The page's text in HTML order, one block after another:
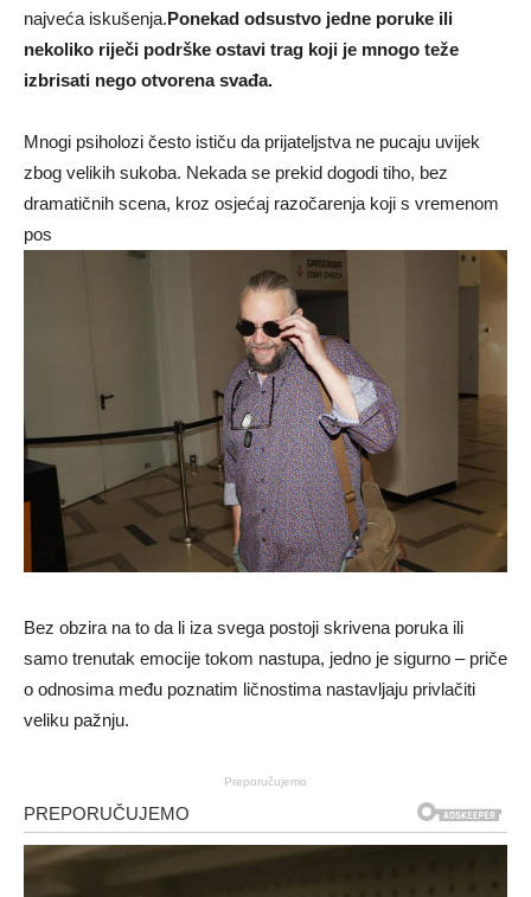
najveća iskušenja.Ponekad odsustvo jedne poruke ili
nekoliko riječi podrške ostavi trag koji je mnogo teže
izbrisati nego otvorena svađa.
Mnogi psiholozi često ističu da prijateljstva ne pucaju uvijek
zbog velikih sukoba. Nekada se prekid dogodi tiho, bez
dramatičnih scena, kroz osjećaj razočarenja koji s vremenom
pos
Bez obzira na to da li iza svega postoji skrivena poruka ili
samo trenutak emocije tokom nastupa, jedno je sigurno – priče
o odnosima među poznatim ličnostima nastavljaju privlačiti
veliku pažnju.
Preporučujemo